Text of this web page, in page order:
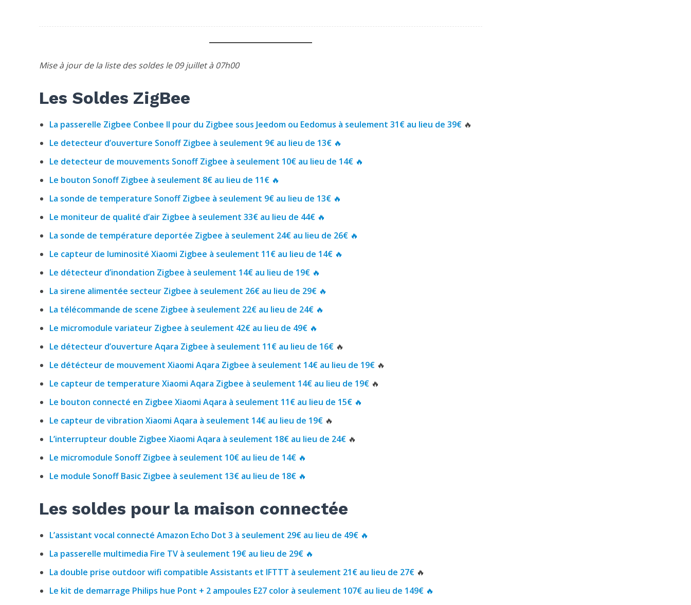
Mise à jour de la liste des soldes le 09 juillet à 07h00
Les Soldes ZigBee
La passerelle Zigbee Conbee II pour du Zigbee sous Jeedom ou Eedomus à seulement 31€ au lieu de 39€ 🔥
Le detecteur d’ouverture Sonoff Zigbee à seulement 9€ au lieu de 13€🔥
Le detecteur de mouvements Sonoff Zigbee à seulement 10€ au lieu de 14€🔥
Le bouton Sonoff Zigbee à seulement 8€ au lieu de 11€🔥
La sonde de temperature Sonoff Zigbee à seulement 9€ au lieu de 13€🔥
Le moniteur de qualité d’air Zigbee à seulement 33€ au lieu de 44€🔥
La sonde de température deportée Zigbee à seulement 24€ au lieu de 26€🔥
Le capteur de luminosité Xiaomi Zigbee à seulement 11€ au lieu de 14€🔥
Le détecteur d’inondation Zigbee à seulement 14€ au lieu de 19€🔥
La sirene alimentée secteur Zigbee à seulement 26€ au lieu de 29€🔥
La télécommande de scene Zigbee à seulement 22€ au lieu de 24€🔥
Le micromodule variateur Zigbee à seulement 42€ au lieu de 49€🔥
Le détecteur d’ouverture Aqara Zigbee à seulement 11€ au lieu de 16€🔥
Le détécteur de mouvement Xiaomi Aqara Zigbee à seulement 14€ au lieu de 19€🔥
Le capteur de temperature Xiaomi Aqara Zigbee à seulement 14€ au lieu de 19€ 🔥
Le bouton connecté en Zigbee Xiaomi Aqara à seulement 11€ au lieu de 15€🔥
Le capteur de vibration Xiaomi Aqara à seulement 14€ au lieu de 19€🔥
L’interrupteur double Zigbee Xiaomi Aqara à seulement 18€ au lieu de 24€🔥
Le micromodule Sonoff Zigbee à seulement 10€ au lieu de 14€🔥
Le module Sonoff Basic Zigbee à seulement 13€ au lieu de 18€🔥
Les soldes pour la maison connectée
L’assistant vocal connecté Amazon Echo Dot 3 à seulement 29€ au lieu de 49€ 🔥
La passerelle multimedia Fire TV à seulement 19€ au lieu de 29€ 🔥
La double prise outdoor wifi compatible Assistants et IFTTT à seulement 21€ au lieu de 27€ 🔥
Le kit de demarrage Philips hue Pont + 2 ampoules E27 color à seulement 107€ au lieu de 149€ 🔥